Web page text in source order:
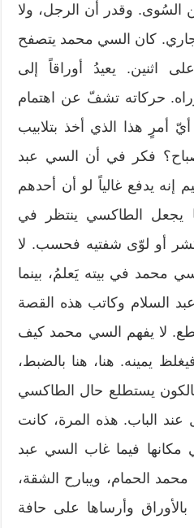
السُوى. وقدر أن الرجل، ولا
كان السي محمد يتصفح
اثنين. يعيدُ أوراقاً إلى
حركاته تشفّ عن اهتمام
أمرٍ هذا الذي أخذ بتلابيب
فكر في أن السي عبد
إنه يدفع غالياً لو أن أحدهم
يجعل الطاكسي ينتظر في
أو لوّى شفتيه فحسب. لا
محمد في بيته يَعلمُ، بينما
السلام وكاتب هذه القصة
لا يفهم السي محمد كيف
يمينه. هنا، هنا بالضبط،
يستطلع حال الطاكسي
الباب. هذه المرة، كانت
مكانها فيما غاب السي عبد
الحمام، ويبارح الشقة،
وأرساها على حافة